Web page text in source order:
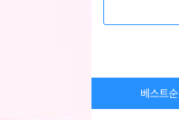
상호/대표자
베스트순